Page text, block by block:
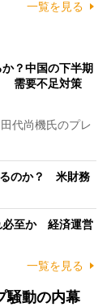
一覧を見る
？中国の下半期
需要不足対策
代尚機氏のプレ
るのか？ 米財務
必至か 経済運営
一覧を見る
騒動の内幕